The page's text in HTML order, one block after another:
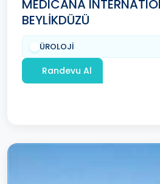
MEDICANA
BEYLİKDÜZÜ
ÜROLOJİ
Randevu Al